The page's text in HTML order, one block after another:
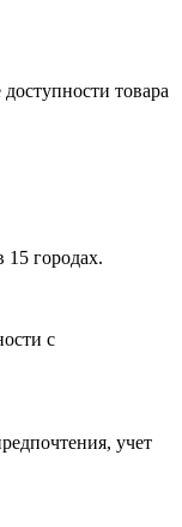
товара
15 городах.
с
учет